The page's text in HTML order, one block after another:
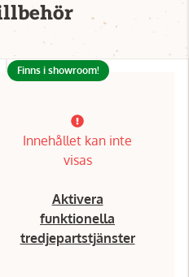
Innehållet kan inte
visas
Aktivera
funktionella
tredjepartstjänster
Finns i showroom!